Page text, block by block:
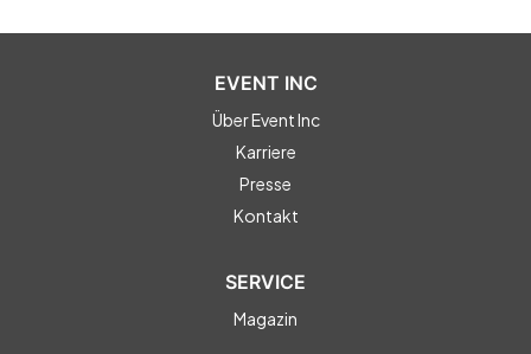
EVENT INC
Über Event Inc
Karriere
Presse
Kontakt
SERVICE
Magazin